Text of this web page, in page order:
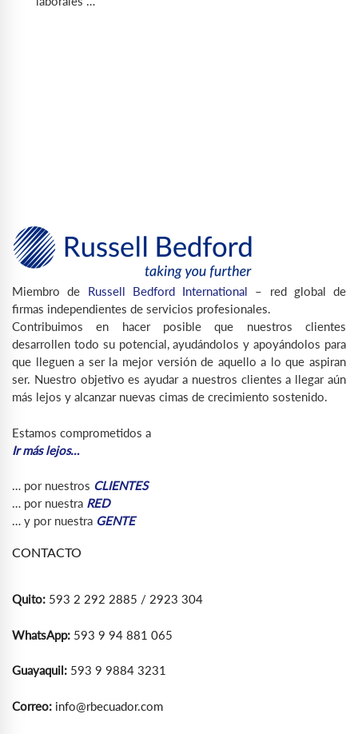
Miembro de Russell Bedford International – red global de
firmas independientes de servicios profesionales.
Contribuimos en hacer posible que nuestros clientes
desarrollen todo su potencial, ayudándolos y apoyándolos para
que lleguen a ser la mejor versión de aquello a lo que aspiran
ser. Nuestro objetivo es ayudar a nuestros clientes a llegar aún
más lejos y alcanzar nuevas cimas de crecimiento sostenido.
Estamos comprometidos a
Ir más lejos…
… por nuestros CLIENTES
… por nuestra RED
… y por nuestra GENTE
CONTACTO
Quito: 593 2 292 2885 / 2923 304
WhatsApp: 593 9 94 881 065
Guayaquil: 593 9 9884 3231
Correo: info@rbecuador.com